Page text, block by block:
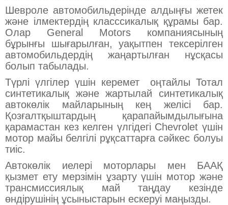
Шевроле автомобильдерінде алдыңғы жетек
және ілмектердің класссикалық құрамы бар.
Олар General Motors компаниясының
бұрынғы шығарылған, уақытпен тексерілген
автомобильдердің жаңартылған нұсқасы
болып табылады.
Түрлі үлгілер үшін керемет оңтайлы Тотал
синтетикалық және жартылай синтетикалық
автокөлік майларының кең желісі бар.
Қозғалтқыштардың қарапайымдылығына
қарамастан кез келген үлгідегі Chevrolet үшін
мотор майы белгілі рұқсаттарға сәйкес болуы
тиіс.
Автокөлік иелері моторлары мен БААҚ
қызмет ету мерзімін ұзарту үшін мотор және
трансмиссиялық май таңдау кезінде
өндірушінің ұсыныстарын ескеруі маңызды.